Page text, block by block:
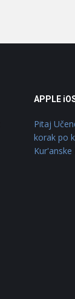
APPLE
Pitaj
korak po
Kur'anske